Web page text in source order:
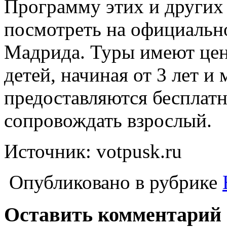
Программу этих и
посмотреть на
Мадрида. Туры имеют
детей, начиная от 3 лет и
предоставляются
сопровождать взрослый.
Источник: votpusk.ru
Опубликовано в рубрике
Оставить комментарий